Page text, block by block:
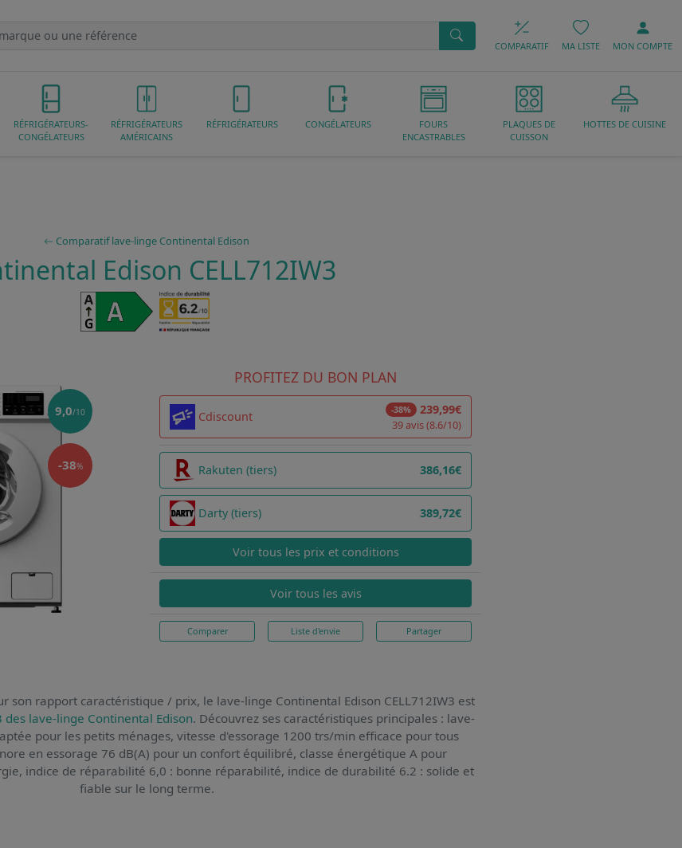
COMPARATIF MA LISTE MON COMPTE
RÉFRIGÉRATEURS-
CONGÉLATEURS
RÉFRIGÉRATEURS
AMÉRICAINS
RÉFRIGÉRATEURS CONGÉLATEURS
FOURS
ENCASTRABLES
PLAQUES DE
CUISSON
HOTTES DE CUISINE
Comparatif lave-linge Continental Edison
Edison CELL712IW3
9,0/10
-38%
PROFITEZ DU BON PLAN
Cdiscount -38% 239,99€
39 avis (8.6/10)
Rakuten (tiers) 386,16€
Darty (tiers) 389,72€
Voir tous les prix et conditions
Voir tous les avis
Comparer Liste d'envie Partager
son rapport caractéristique / prix, le lave-linge Continental Edison CELL712IW3 est
des lave-linge Continental Edison. Découvrez ses caractéristiques principales : lave-
pour les petits ménages, vitesse d'essorage 1200 trs/min efficace pour tous
en essorage 76 dB(A) pour un confort équilibré, classe énergétique A pour
indice de réparabilité 6,0 : bonne réparabilité, indice de durabilité 6.2 : solide et
fiable sur le long terme.